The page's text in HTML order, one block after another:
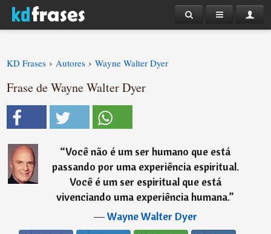
KD Frases › Autores › Wayne Walter Dyer
Frase de Wayne Walter Dyer
“Você não é um ser humano que está
passando por uma experiência espiritual.
Você é um ser espiritual que está
vivenciando uma experiência humana.”
―Wayne Walter Dyer